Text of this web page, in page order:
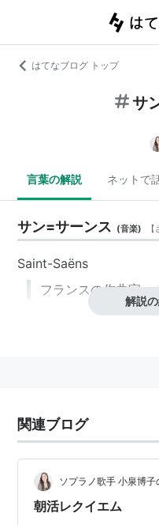
はてなブログ トップ
サ
言葉の解説 ネットで
サン=サーンス (音楽) 【
Saint-Saëns
フランスの作曲家
解説
関連ブログ
ソプラノ歌手 小泉博
朝活レクイエム